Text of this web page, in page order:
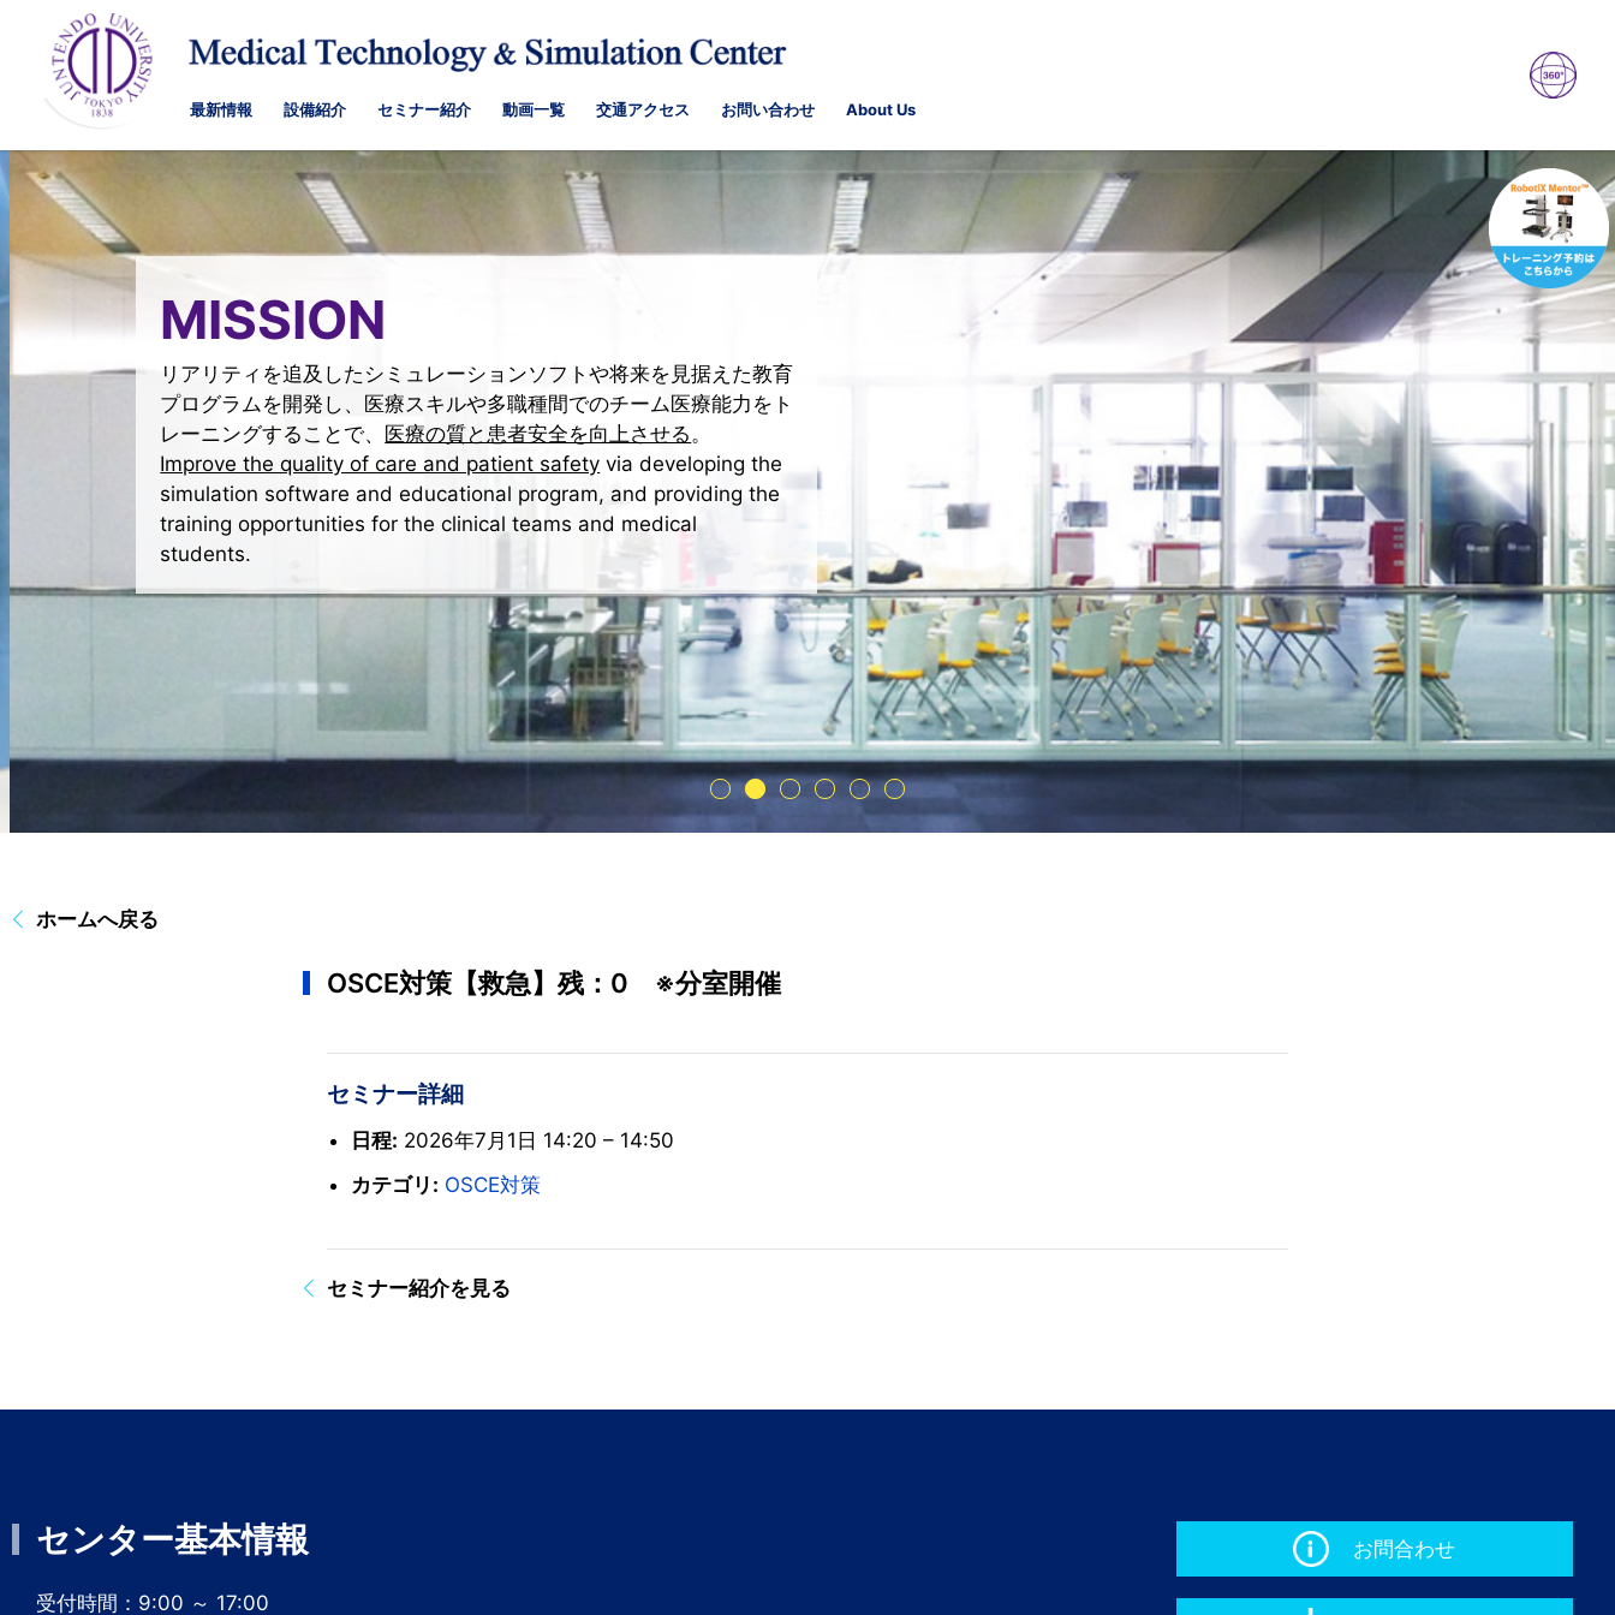
最新情報 設備紹介 セミナー紹介 動画一覧 交通アクセス お問い合わせ About Us
MISSION
リアリティを追及したシミュレーションソフトや将来を見据えた教育
プログラムを開発し、医療スキルや多職種間でのチーム医療能力をト
レーニングすることで、
医療の質と患者安全を向上させる。
Improve the quality of care and patient safetyvia developing the
simulation software and educational program, and providing the
training opportunities for the clinical teams and medical
students.
ホームへ戻る
OSCE対策【救急】残：0 ※分室開催
セミナー詳細
日程: 2026年7月1日 14:20 – 14:50
カテゴリ: OSCE対策
セミナー紹介を見る
センター基本情報
受付時間：9:00 ～ 17:00
お問合わせ